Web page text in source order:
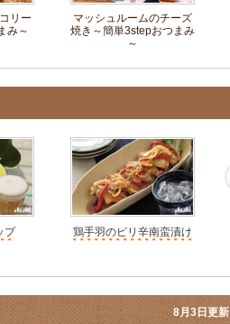
リー
み～
マッシュルームのチーズ
焼き～簡単3stepおつまみ
～
プ 鶏手羽のピリ辛南蛮漬け
8月3日更新